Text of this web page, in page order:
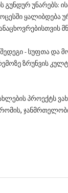
უნარებს:
ყალიბდება
- სუფთა და
ზრუნვის